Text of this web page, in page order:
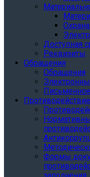
Доступная
Реквизиты
Обращения
Обращения
Формы